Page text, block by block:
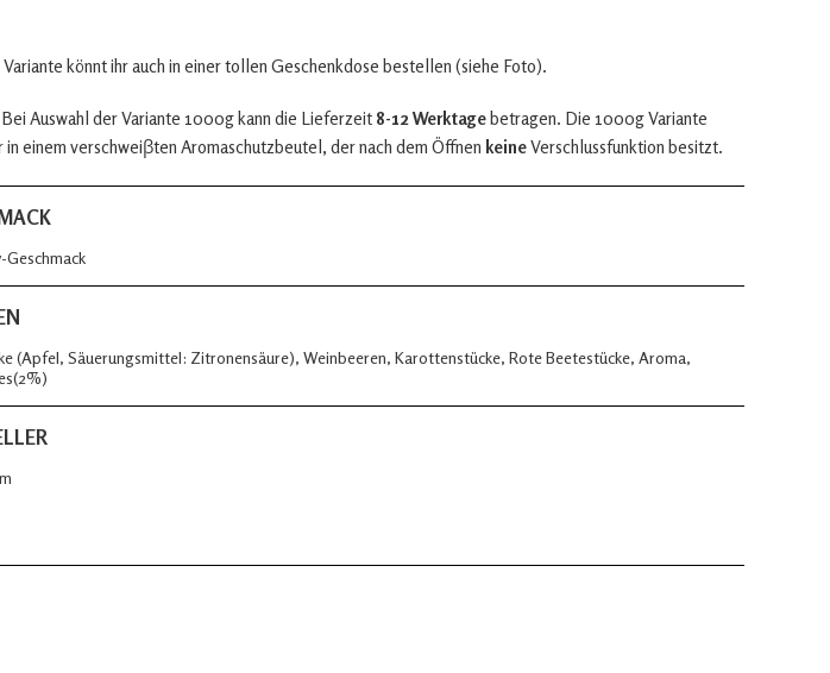
könnt ihr auch in einer tollen Geschenkdose bestellen (siehe Foto).
Bei Auswahl der Variante 1000g kann die Lieferzeit 8-12 Werktagebetragen. Die 1000g Variante
in einem verschweiβten Aromaschutzbeutel, der nach dem Öffnen keineVerschlussfunktion besitzt.
(Apfel, Säuerungsmittel: Zitronensäure), Weinbeeren, Karottenstücke, Rote Beetestücke, Aroma,